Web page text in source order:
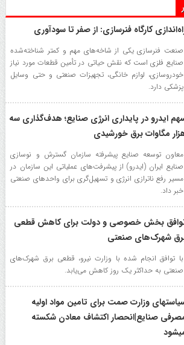
کارگاه فنرسازی: از صفر تا سودآوری
صنعت فنرسازی یکی از شاخه‌های مهم و کمتر شناخته‌شده
صنایع فلزی است که نقش حیاتی در تأمین قطعات مورد نیاز
خودروسازی، لوازم خانگی، تجهیزات صنعتی و حتی وسایل
پزشکی دارد.
ایدرو در پایداری انرژی صنایع؛ هدف‌گذاری سه
مگاوات برق خورشیدی
معاون توسعه صنایع پیشرفته سازمان گسترش و نوسازی
صنایع ایران (ایدرو) از پیشرفت‌های عملیاتی این سازمان در
مسیر رفع ناترازی انرژی و تسهیل‌گری برای واحدهای صنعتی
خبر داد.
بخش خصوصی و دولت برای کاهش قطعی
شهرک‌های صنعتی
با توافق انجام شده با وزارت نیرو، قطعی برق شهرک‌های
صنعتی به حداکثر یک روز کاهش می‌یابد.
وزارت صمت برای تامین مواد اولیه
صنایع|انحصار اکتشاف معادن شکسته